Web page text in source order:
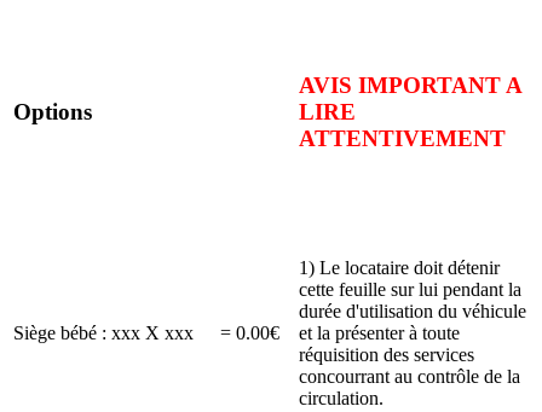
Options
AVIS IMPORTANT A
LIRE
ATTENTIVEMENT
Siège bébé : xxx X xxx = 0.00€
1) Le locataire doit détenir
cette feuille sur lui pendant la
durée d'utilisation du véhicule
et la présenter à toute
réquisition des services
concourrant au contrôle de la
circulation.